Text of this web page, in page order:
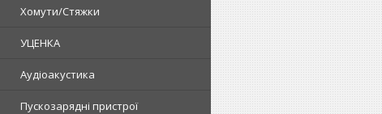
Хомути/Стяжки
УЦЕНКА
Аудіоакустика
Пускозарядні пристрої